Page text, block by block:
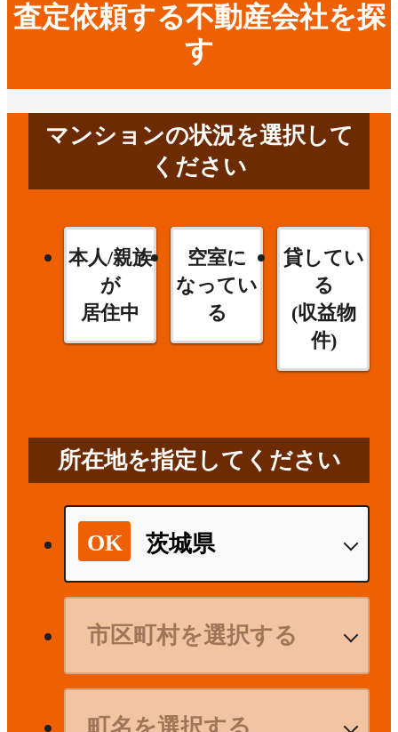
査定依頼する不動産会社を探
す
マンションの状況を選択して
ください
本人/親族
が
居住中
空室に
なってい
る
貸してい
る
(収益物
件)
所在地を指定してください